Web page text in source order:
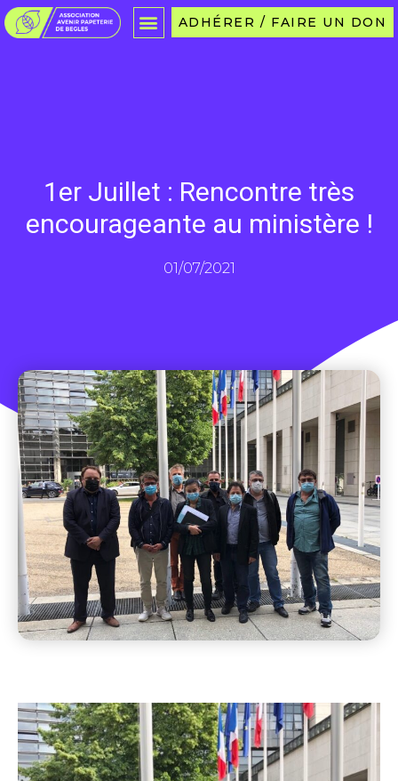
ADHÉRER / FAIRE UN DON
1er Juillet : Rencontre très
encourageante au ministère !
01/07/2021